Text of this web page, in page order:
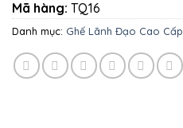
Mã hàng: TQ16
Danh mục: Ghế Lãnh Đạo Cao Cấp